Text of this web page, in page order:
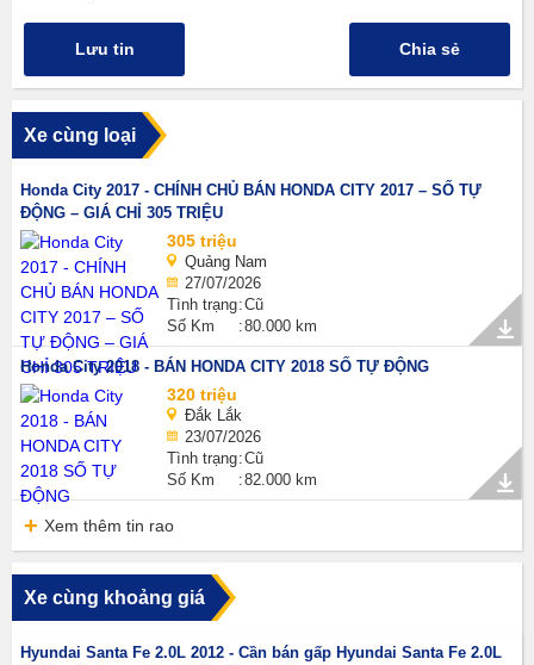
Lưu tin Chia sẻ
Xe cùng loại
Honda City 2017 - CHÍNH CHỦ BÁN HONDA CITY 2017 – SỐ TỰ
ĐỘNG – GIÁ CHỈ 305 TRIỆU
305 triệu
Quảng Nam
27/07/2026
Tình trạng Cũ
Số Km
80.000 km
Honda City 2018 - BÁN HONDA CITY 2018 SỐ TỰ ĐỘNG
320 triệu
Đắk Lắk
23/07/2026
Tình trạng Cũ
Số Km
82.000 km
Xem thêm tin rao
Xe cùng khoảng giá
Hyundai Santa Fe 2.0L 2012 - Cần bán gấp Hyundai Santa Fe 2.0L